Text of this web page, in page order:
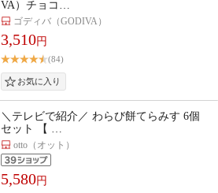
VA）チョコ…
ゴディバ（GODIVA）
3,510円
(84)
＼テレビで紹介／ わらび餅てらみす 6個
セット 【 …
otto（オット）
5,580円